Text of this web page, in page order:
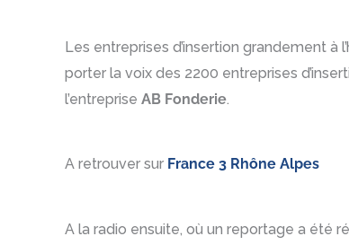
Les entreprises d’insertion grandement à
porter la voix des 2200 entreprises
l’entreprise AB Fonderie.
A retrouver sur France 3 Rhône Alpes
A la radio ensuite, où un reportage a été